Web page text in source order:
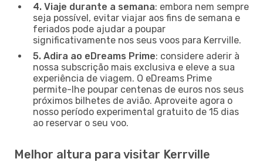
4. Viaje durante a semana: embora nem sempre
seja possível, evitar viajar aos fins de semana e
feriados pode ajudar a poupar
significativamente nos seus voos para Kerrville.
5. Adira ao eDreams Prime: considere aderir à
nossa subscrição mais exclusiva e eleve a sua
experiência de viagem. O eDreams Prime
permite-lhe poupar centenas de euros nos seus
próximos bilhetes de avião. Aproveite agora o
nosso período experimental gratuito de 15 dias
ao reservar o seu voo.
Melhor altura para visitar Kerrville